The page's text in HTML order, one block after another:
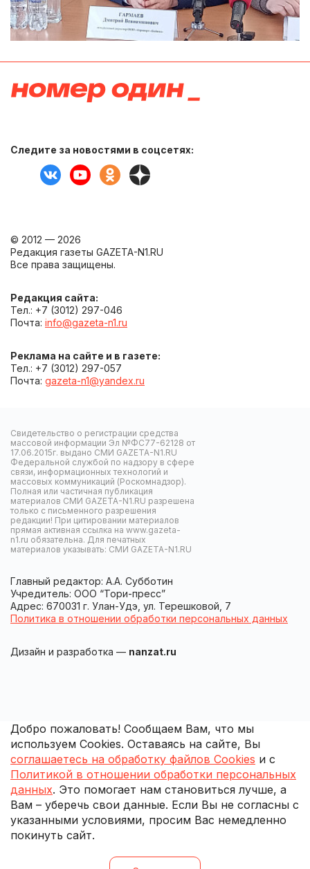
Следите за новостями в соцсетях:
© 2012 — 2026
Редакция газеты GAZETA-N1.RU
Все права защищены.
Редакция сайта:
Тел.: +7 (3012) 297-046
Почта: info@gazeta-n1.ru
Реклама на сайте и в газете:
Тел.: +7 (3012) 297-057
Почта: gazeta-n1@yandex.ru
Свидетельство о регистрации средства
массовой информации Эл №ФС77-62128 от
17.06.2015г. выдано СМИ GAZETA-N1.RU
Федеральной службой по надзору в сфере
связи, информационных технологий и
массовых коммуникаций (Роскомнадзор).
Полная или частичная публикация
материалов СМИ GAZETA-N1.RU разрешена
только с письменного разрешения
редакции! При цитировании материалов
прямая активная ссылка на www.gazeta-
n1.ru обязательна. Для печатных
материалов указывать: СМИ GAZETA-N1.RU
Главный редактор: А.А. Субботин
Учредитель: ООО “Тори-пресс”
Адрес: 670031 г. Улан-Удэ, ул. Терешковой, 7
Политика в отношении обработки персональных данных
Дизайн и разработка — nanzat.ru
Добро пожаловать! Сообщаем Вам, что мы
используем Cookies. Оставаясь на сайте, Вы
соглашаетесь на обработку файлов Cookies и с
Политикой в отношении обработки персональных
данных. Это помогает нам становиться лучше, а
Вам – уберечь свои данные. Если Вы не согласны с
указанными условиями, просим Вас немедленно
покинуть сайт.